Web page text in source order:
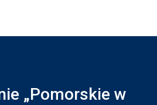
„Pomorskie w